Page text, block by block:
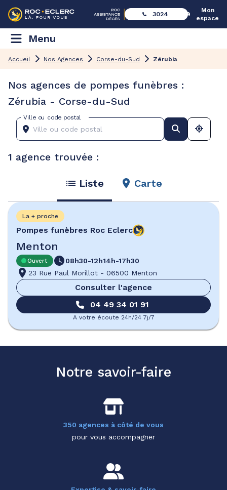
3024
Mon
espace
Menu
Accueil Nos Agences Corse-du-Sud Zérubia
Nos agences de pompes funèbres :
Zérubia - Corse-du-Sud
Ville ou code postal
1 agence trouvée :
Liste Carte
Pompes funèbres Roc Eclerc
Menton
La + proche
Ouvert 08h30-12h14h-17h30
23 Rue Paul Morillot - 06500 Menton
Consulter l'agence
04 49 34 01 91
A votre écoute 24h/24 7j/7
Notre savoir-faire
350 agences à côté de vous
pour vous accompagner